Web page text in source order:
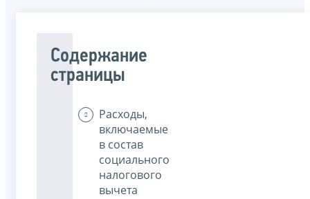
Содержание
страницы
Расходы,
включаемые
в состав
социального
налогового
вычета